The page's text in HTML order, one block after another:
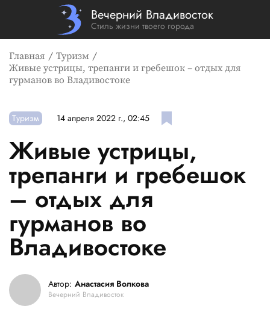
Вечерний Владивосток
Стиль жизни твоего города
Главная
Туризм
Живые устрицы, трепанги и гребешок – отдых для
гурманов во Владивостоке
Туризм 14 апреля 2022 г., 02:45
Живые устрицы,
трепанги и гребешок
– отдых для
гурманов во
Владивостоке
Автор: Анастасия Волкова
Вечерний Владивосток